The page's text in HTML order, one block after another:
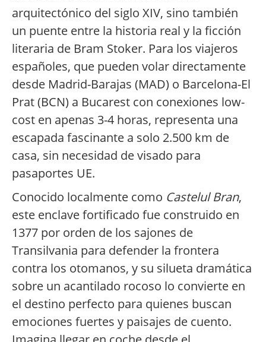
arquitectónico del siglo XIV, sino también
un puente entre la historia real y la ficción
literaria de Bram Stoker. Para los viajeros
españoles, que pueden volar directamente
desde Madrid-Barajas (MAD) o Barcelona-El
Prat (BCN) a Bucarest con conexiones low-
cost en apenas 3-4 horas, representa una
escapada fascinante a solo 2.500 km de
casa, sin necesidad de visado para
pasaportes UE.
Conocido localmente como Castelul Bran,
este enclave fortificado fue construido en
1377 por orden de los sajones de
Transilvania para defender la frontera
contra los otomanos, y su silueta dramática
sobre un acantilado rocoso lo convierte en
el destino perfecto para quienes buscan
emociones fuertes y paisajes de cuento.